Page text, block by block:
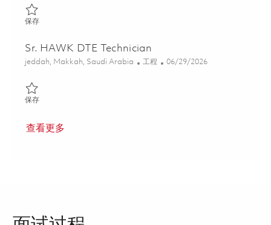
保存保存 Research & Development / Mechanical Engineer (Patriot)
Sr. HAWK DTE Technician
位置
jeddah, Makkah, Saudi Arabia 类别
工程 Posted Date
06/29/2026
保存保存 Sr. HAWK DTE Technician 01854568
查看更多